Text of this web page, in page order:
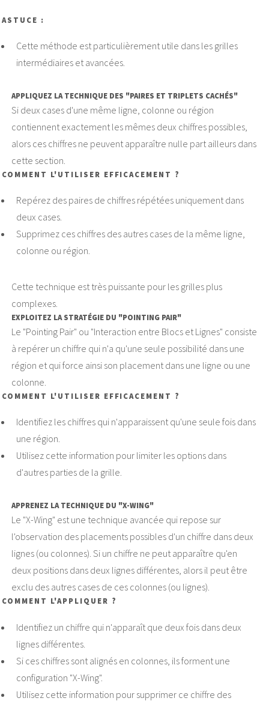
ASTUCE :
Cette méthode est particulièrement utile dans les grilles
intermédiaires et avancées.
APPLIQUEZ LA TECHNIQUE DES "PAIRES ET TRIPLETS CACHÉS"
Si deux cases d'une même ligne, colonne ou région
contiennent exactement les mêmes deux chiffres possibles,
alors ces chiffres ne peuvent apparaître nulle part ailleurs dans
cette section.
COMMENT L'UTILISER EFFICACEMENT ?
Repérez des paires de chiffres répétées uniquement dans
deux cases.
Supprimez ces chiffres des autres cases de la même ligne,
colonne ou région.
Cette technique est très puissante pour les grilles plus
complexes.
EXPLOITEZ LA STRATÉGIE DU "POINTING PAIR"
Le "Pointing Pair" ou "Interaction entre Blocs et Lignes" consiste
à repérer un chiffre qui n'a qu'une seule possibilité dans une
région et qui force ainsi son placement dans une ligne ou une
colonne.
COMMENT L'UTILISER EFFICACEMENT ?
Identifiez les chiffres qui n'apparaissent qu'une seule fois dans
une région.
Utilisez cette information pour limiter les options dans
d'autres parties de la grille.
APPRENEZ LA TECHNIQUE DU "X-WING"
Le "X-Wing" est une technique avancée qui repose sur
l'observation des placements possibles d'un chiffre dans deux
lignes (ou colonnes). Si un chiffre ne peut apparaître qu'en
deux positions dans deux lignes différentes, alors il peut être
exclu des autres cases de ces colonnes (ou lignes).
COMMENT L'APPLIQUER ?
Identifiez un chiffre qui n'apparaît que deux fois dans deux
lignes différentes.
Si ces chiffres sont alignés en colonnes, ils forment une
configuration "X-Wing".
Utilisez cette information pour supprimer ce chiffre des